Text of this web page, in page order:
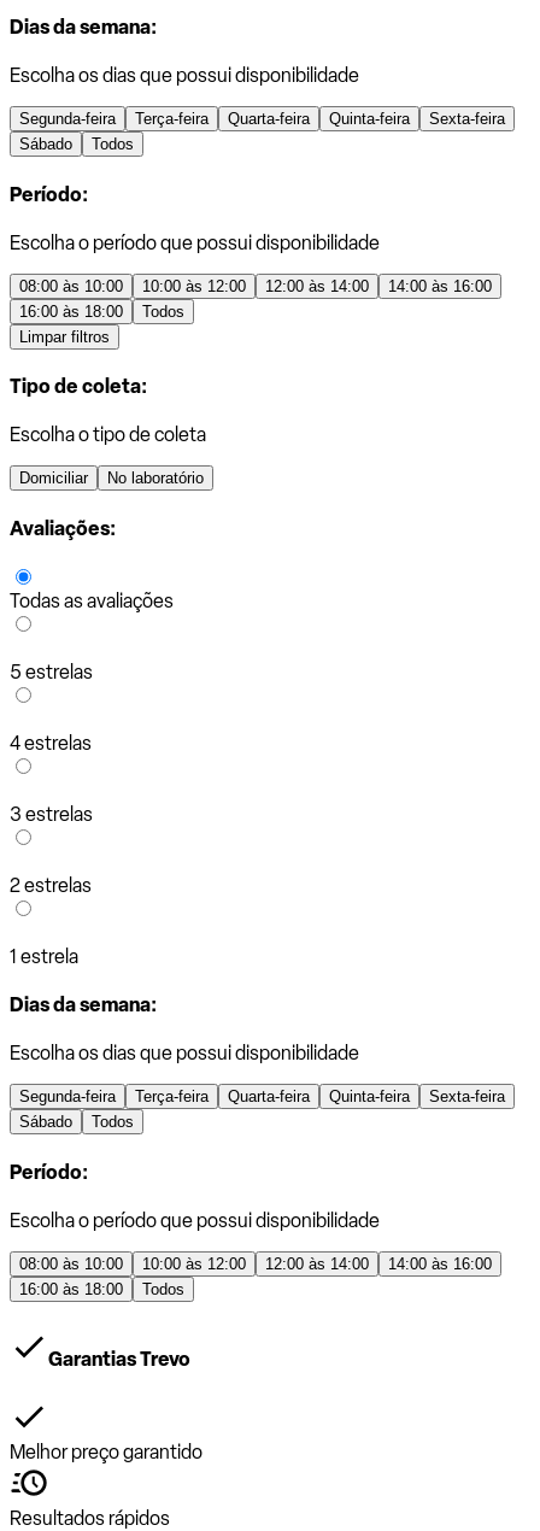
Dias da semana:
Escolha os dias que possui disponibilidade
Segunda-feira Terça-feira Quarta-feira Quinta-feira
Sexta-feira
Sábado
Todos
Período:
Escolha o período que possui disponibilidade
08:00 às 10:00 10:00 às 12:00 12:00 às 14:00
14:00 às 16:00
16:00 às 18:00
Todos
Limpar filtros
Tipo de coleta:
Escolha o tipo de coleta
Domiciliar No laboratório
Avaliações:
Todas as avaliações
5 estrelas
4 estrelas
3 estrelas
2 estrelas
1 estrela
Dias da semana:
Escolha os dias que possui disponibilidade
Segunda-feira Terça-feira Quarta-feira Quinta-feira
Sexta-feira
Sábado
Todos
Período:
Escolha o período que possui disponibilidade
08:00 às 10:00 10:00 às 12:00 12:00 às 14:00
14:00 às 16:00
16:00 às 18:00
Todos
Garantias Trevo
Melhor preço garantido
Resultados rápidos